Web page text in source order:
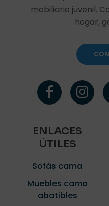
mobiliario juvenil.
hogar,
ENLACES
ÚTILES
Sofás cama
Muebles cama
abatibles